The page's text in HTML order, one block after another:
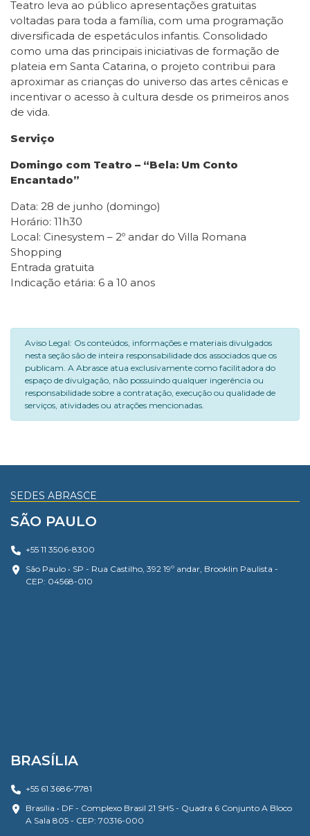
Teatro leva ao público apresentações gratuitas
voltadas para toda a família, com uma programação
diversificada de espetáculos infantis. Consolidado
como uma das principais iniciativas de formação de
plateia em Santa Catarina, o projeto contribui para
aproximar as crianças do universo das artes cênicas e
incentivar o acesso à cultura desde os primeiros anos
de vida.
Serviço
Domingo com Teatro – “Bela: Um Conto
Encantado”
Data: 28 de junho (domingo)
Horário: 11h30
Local: Cinesystem – 2º andar do Villa Romana
Shopping
Entrada gratuita
Indicação etária: 6 a 10 anos
Aviso Legal: Os conteúdos, informações e materiais divulgados
nesta seção são de inteira responsabilidade dos associados que os
publicam. A Abrasce atua exclusivamente como facilitadora do
espaço de divulgação, não possuindo qualquer ingerência ou
responsabilidade sobre a contratação, execução ou qualidade de
serviços, atividades ou atrações mencionadas.
SEDES ABRASCE
SÃO PAULO
+55 11 3506-8300
São Paulo • SP - Rua Castilho, 392 19º andar, Brooklin Paulista -
CEP: 04568-010
BRASÍLIA
+55 61 3686-7781
Brasília • DF - Complexo Brasil 21 SHS - Quadra 6 Conjunto A Bloco
A Sala 805 - CEP: 70316-000